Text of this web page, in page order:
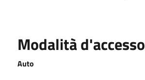
Modalità d'accesso
Auto